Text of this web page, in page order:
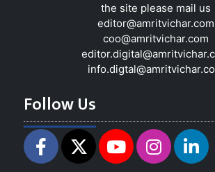
the site please mail us
editor@amritvichar.com
coo@amritvichar.com
Follow Us